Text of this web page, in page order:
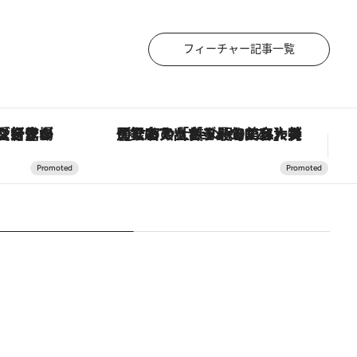
フィーチャー記事一覧
ヴァシュロン・コンスタンタン「オーヴァーシーズ・オートマティック」。旅愛好家のお気に入りコレクションから、ジェンダーレスな新作が登場 【銀座で出合う最旬美容】美髪ケアや上質な眠り…セルフケアのアップデートから、特別な名入れギフトまで。大人のための「ReFa GINZA」クルーズ